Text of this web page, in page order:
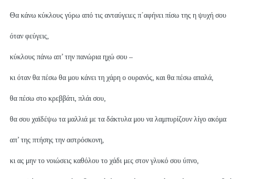
Θα κάνω κύκλους γύρω από τις ανταύγειες π΄αφήνει πίσω της η ψυχή σου
όταν φεύγεις,
κύκλους πάνω απ’ την πανώρια ηχώ σου –
κι όταν θα πέσω θα μου κάνει τη χάρη ο ουρανός, και θα πέσω απαλά,
θα πέσω στο κρεββάτι, πλάι σου,
θα σου χαϊδέψω τα μαλλιά με τα δάκτυλα μου να λαμπυρίζουν λίγο ακόμα
απ’ της πτήσης την αστρόσκονη,
κι ας μην το νοιώσεις καθόλου το χάδι μες στον γλυκό σου ύπνο,